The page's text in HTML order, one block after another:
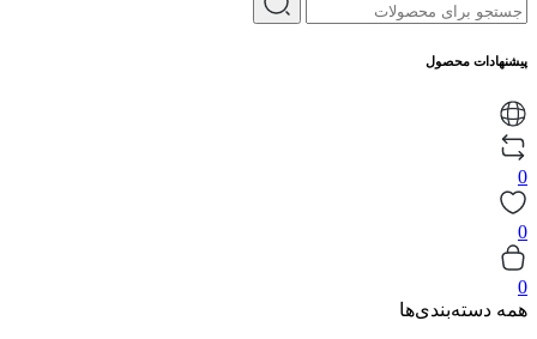
پیشنهادات محصول
0
0
0
همه دسته‌بندی‌ها